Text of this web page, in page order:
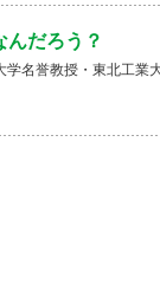
んだろう？
学名誉教授・東北工業